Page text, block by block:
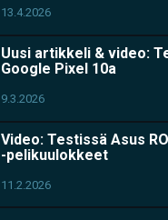
13.4.2026
Uusi artikkeli & video:
Google Pixel 10a
9.3.2026
Video: Testissä Asus
-pelikuulokkeet
11.2.2026